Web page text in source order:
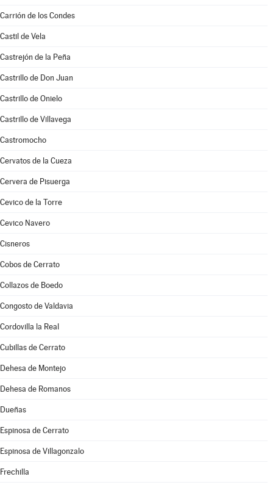
Carrión de los Condes
Castil de Vela
Castrejón de la Peña
Castrillo de Don Juan
Castrillo de Onielo
Castrillo de Villavega
Castromocho
Cervatos de la Cueza
Cervera de Pisuerga
Cevico de la Torre
Cevico Navero
Cisneros
Cobos de Cerrato
Collazos de Boedo
Congosto de Valdavia
Cordovilla la Real
Cubillas de Cerrato
Dehesa de Montejo
Dehesa de Romanos
Dueñas
Espinosa de Cerrato
Espinosa de Villagonzalo
Frechilla